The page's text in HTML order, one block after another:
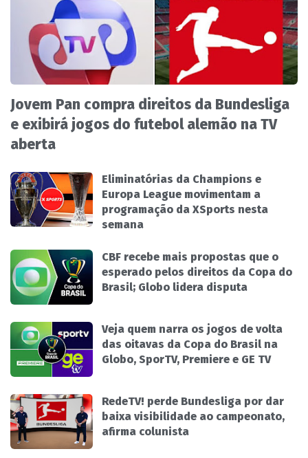
Jovem Pan compra direitos da Bundesliga
e exibirá jogos do futebol alemão na TV
aberta
Eliminatórias da Champions e
Europa League movimentam a
programação da XSports nesta
semana
CBF recebe mais propostas que o
esperado pelos direitos da Copa do
Brasil; Globo lidera disputa
Veja quem narra os jogos de volta
das oitavas da Copa do Brasil na
Globo, SporTV, Premiere e GE TV
RedeTV! perde Bundesliga por dar
baixa visibilidade ao campeonato,
afirma colunista